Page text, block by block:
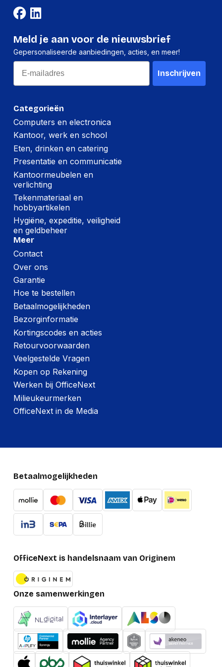
je kunt vertrouwen.
Categorieën
Computers en electronica
Kantoor, werk en school
Eten, drinken en catering
Presentatie en communicatie
Kantoormeubelen en
verlichting
Tekenmateriaal en
hobbyartikelen
Hygiëne, expeditie, veiligheid
en geldbeheer
Meer
Contact
Over ons
Garantie
Hoe te bestellen
Betaalmogelijkheden
Bezorginformatie
Kortingscodes en acties
Retourvoorwaarden
Veelgestelde Vragen
Kopen op Rekening
Werken bij OfficeNext
Milieukeurmerken
OfficeNext in de Media
Meld je aan voor de nieuwsbrief
Gepersonaliseerde aanbiedingen, acties, en meer!
Email
Inschrijven
Betaalmogelijkheden
OfficeNext is handelsnaam van Originem
Onze samenwerkingen